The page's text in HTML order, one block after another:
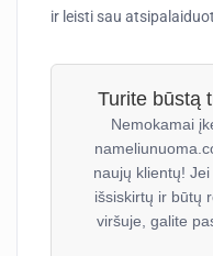
ir leisti sau
Turite būstą
Nemokamai
naujų klientų!
išsiskirtų ir būtų
viršuje, galite